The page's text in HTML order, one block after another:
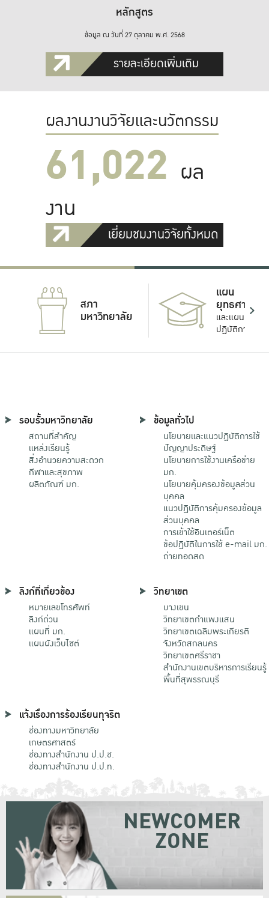
หลักสูตร
ข้อมูล ณ วันที่ 27 ตุลาคม พ.ศ. 2568
รายละเอียดเพิ่มเติม
ผลงานงานวิจัยและนวัตกรรม
61,022 ผล
งาน
เยี่ยมชมงานวิจัยทั้งหมด
สภา
มหาวิทยาลัย
แผน
ยุทธศาสตร์
และแผน
ปฏิบัติการ
รอบรั้วมหาวิทยาลัย
สถานที่สำคัญ
แหล่งเรียนรู้
สิ่งอำนวยความสะดวก
กีฬาและสุขภาพ
ผลิตภัณฑ์ มก.
ข้อมูลทั่วไป
นโยบายและแนวปฏิบัติการใช้
ปัญญาประดิษฐ์
นโยบายการใช้งานเครือข่าย
มก.
นโยบายคุ้มครองข้อมูลส่วน
บุคคล
แนวปฏิบัติการคุ้มครองข้อมูล
ส่วนบุคคล
การเข้าใช้อินเตอร์เน็ต
ข้อปฏิบัติในการใช้ e-mail มก.
ถ่ายทอดสด
ลิงก์ที่เกี่ยวข้อง
หมายเลขโทรศัพท์
ลิงก์ด่วน
แผนที่ มก.
แผนผังเว็บไซต์
วิทยาเขต
บางเขน
วิทยาเขตกําแพงแสน
วิทยาเขตเฉลิมพระเกียรติ
จังหวัดสกลนคร
วิทยาเขตศรีราชา
สำนักงานเขตบริหารการเรียนรู้
พื้นที่สุพรรณบุรี
แจ้งเรื่องการร้องเรียนทุจริต
ช่องทางมหาวิทยาลัย
เกษตรศาสตร์
ช่องทางสำนักงาน ป.ป.ช.
ช่องทางสำนักงาน ป.ป.ท.
NEWCOMER
ZONE